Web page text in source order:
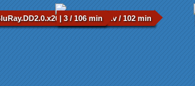
mfcorrea.mkv / 102 min
| 3 / 106 min